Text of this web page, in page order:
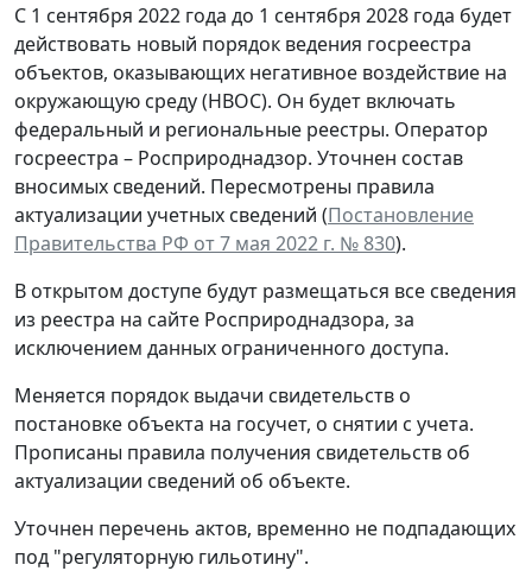
С 1 сентября 2022 года до 1 сентября 2028 года будет
действовать новый порядок ведения госреестра
объектов, оказывающих негативное воздействие на
окружающую среду (НВОС). Он будет включать
федеральный и региональные реестры. Оператор
госреестра – Росприроднадзор. Уточнен состав
вносимых сведений. Пересмотрены правила
актуализации учетных сведений (Постановление
Правительства РФ от 7 мая 2022 г. № 830).
В открытом доступе будут размещаться все сведения
из реестра на сайте Росприроднадзора, за
исключением данных ограниченного доступа.
Меняется порядок выдачи свидетельств о
постановке объекта на госучет, о снятии с учета.
Прописаны правила получения свидетельств об
актуализации сведений об объекте.
Уточнен перечень актов, временно не подпадающих
под "регуляторную гильотину".